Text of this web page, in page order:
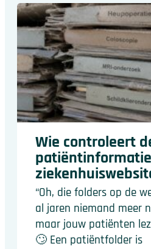
Wie controleert
“Oh, die folders op de
al jaren niemand meer
maar jouw patiënten
🙄 Een patiëntfolder is